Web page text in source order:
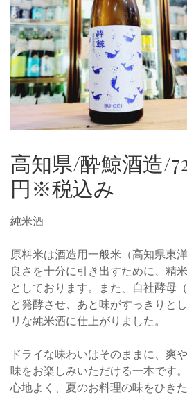
高知県/酔鯨酒造/
円※税込み
純米酒
原料米は酒造用一般米（高知県東
良さを十分に引き出すために、精
としております。また、自社酵母
と発酵させ、あと味がすっきりと
リな純米酒に仕上がりました。
ドライな味わいはそのままに、爽
味をお楽しみいただける一本です
心地よく、夏のお料理の味をひき